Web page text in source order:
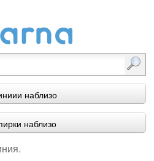
наблизо
наблизо